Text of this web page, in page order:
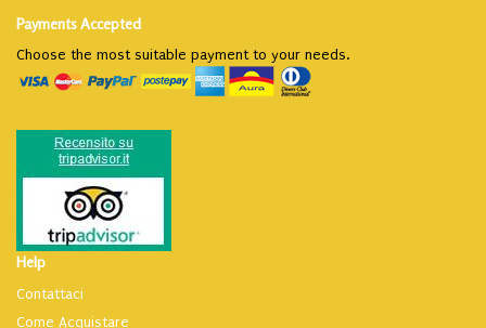
Payments Accepted
Choose the most suitable payment to your needs.
Help
Contattaci
Come Acquistare